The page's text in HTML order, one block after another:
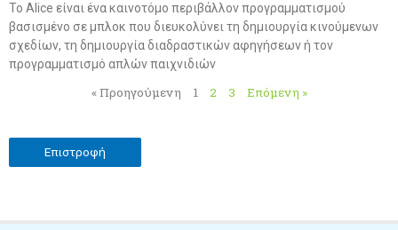
Το Alice είναι ένα καινοτόμο περιβάλλον προγραμματισμού
βασισμένο σε μπλοκ που διευκολύνει τη δημιουργία κινούμενων
σχεδίων, τη δημιουργία διαδραστικών αφηγήσεων ή τον
προγραμματισμό απλών παιχνιδιών
« Προηγούμενη 1 2 3 Επόμενη »
Επιστροφή